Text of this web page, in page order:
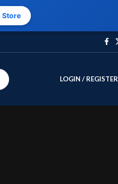
Store
LOGIN / REGISTER